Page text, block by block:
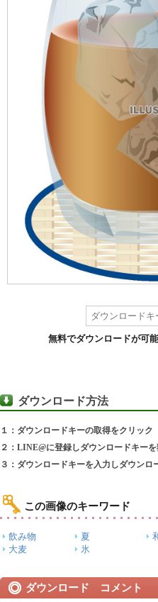
無料でダウンロードが可能
ダウンロード方法
１：ダウンロードキーの取得をクリック
２：LINE@に登録しダウンロードキー
３：ダウンロードキーを入力しダウンロ
この画像のキーワード
飲み物 夏
大麦
氷
ダウンロード コメント